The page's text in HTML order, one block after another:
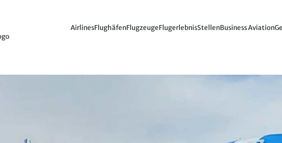
AirlinesFlughäfenFlugzeugeFlugerlebnisStellenBusiness Aviation